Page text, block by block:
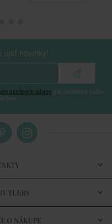
ujsť novinky!
osobných údajov pre zasielanie nášho
O NÁKUPE